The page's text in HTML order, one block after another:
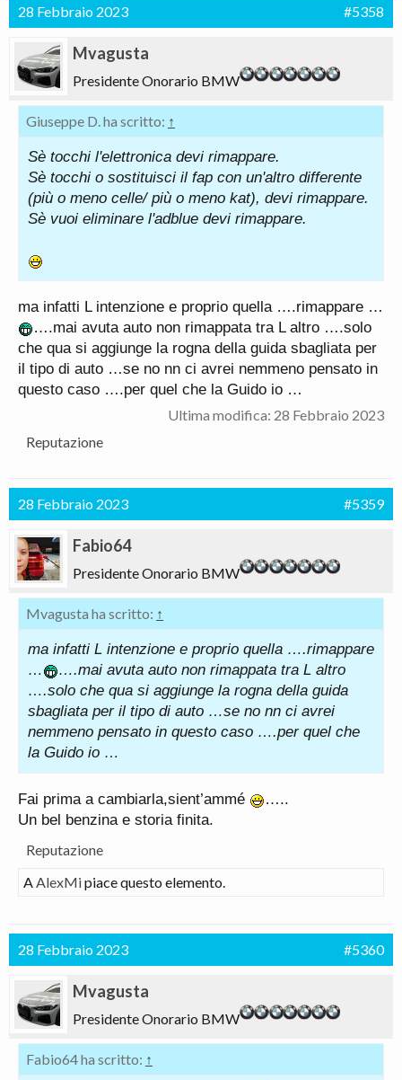
28 Febbraio 2023 #5358
Mvagusta
Presidente Onorario BMW
Giuseppe D. ha scritto: ↑
Sè tocchi l'elettronica devi rimappare.
Sè tocchi o sostituisci il fap con un'altro differente
(più o meno celle/ più o meno kat), devi rimappare.
Sè vuoi eliminare l'adblue devi rimappare.
ma infatti L intenzione e proprio quella ….rimappare …
….mai avuta auto non rimappata tra L altro ….solo
che qua si aggiunge la rogna della guida sbagliata per
il tipo di auto …se no nn ci avrei nemmeno pensato in
questo caso ….per quel che la Guido io …
Ultima modifica: 28 Febbraio 2023
Reputazione
28 Febbraio 2023 #5359
Fabio64
Presidente Onorario BMW
Mvagusta ha scritto: ↑
ma infatti L intenzione e proprio quella ….rimappare
…
….mai avuta auto non rimappata tra L altro
….solo che qua si aggiunge la rogna della guida
sbagliata per il tipo di auto …se no nn ci avrei
nemmeno pensato in questo caso ….per quel che
la Guido io …
Fai prima a cambiarla,sient’ammé
…..
Un bel benzina e storia finita.
Reputazione
AAlexMipiace questo elemento.
28 Febbraio 2023 #5360
Mvagusta
Presidente Onorario BMW
Fabio64 ha scritto: ↑